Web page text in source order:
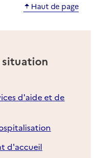
Haut de page
situation
d'aide et de
d'accueil